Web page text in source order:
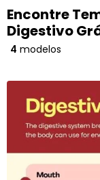
Encontre
Digestivo
4 modelos